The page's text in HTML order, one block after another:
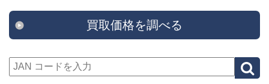
買取価格を調べる